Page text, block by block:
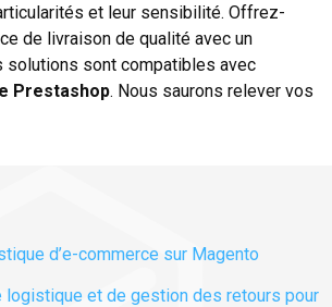
et leur sensibilité. Offrez-
de livraison de qualité avec un
solutions sont compatibles avec
Prestashop. Nous saurons relever vos
d’e-commerce sur Magento
logistique et de gestion des retours pour